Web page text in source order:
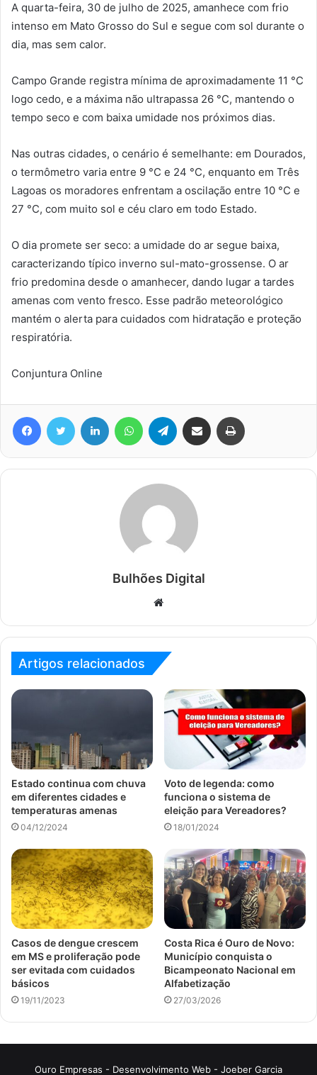
A quarta-feira, 30 de julho de 2025, amanhece com frio
intenso em Mato Grosso do Sul e segue com sol durante o
dia, mas sem calor.
Campo Grande registra mínima de aproximadamente 11 °C
logo cedo, e a máxima não ultrapassa 26 °C, mantendo o
tempo seco e com baixa umidade nos próximos dias.
Nas outras cidades, o cenário é semelhante: em Dourados,
o termômetro varia entre 9 °C e 24 °C, enquanto em Três
Lagoas os moradores enfrentam a oscilação entre 10 °C e
27 °C, com muito sol e céu claro em todo Estado.
O dia promete ser seco: a umidade do ar segue baixa,
caracterizando típico inverno sul-mato-grossense. O ar
frio predomina desde o amanhecer, dando lugar a tardes
amenas com vento fresco. Esse padrão meteorológico
mantém o alerta para cuidados com hidratação e proteção
respiratória.
Conjuntura Online
FacebookTwitter Linkedin WhatsAppTelegram Compartilhar via e-mail
Bulhões Digital
Website
Artigos relacionados
Estado continua com chuva
em diferentes cidades e
temperaturas amenas
04/12/2024
Voto de legenda: como
funciona o sistema de
eleição para Vereadores?
18/01/2024
Casos de dengue crescem
em MS e proliferação pode
ser evitada com cuidados
básicos
19/11/2023
Costa Rica é Ouro de Novo:
Município conquista o
Bicampeonato Nacional em
Alfabetização
27/03/2026
Ouro Empresas - Desenvolvimento Web - Joeber Garcia